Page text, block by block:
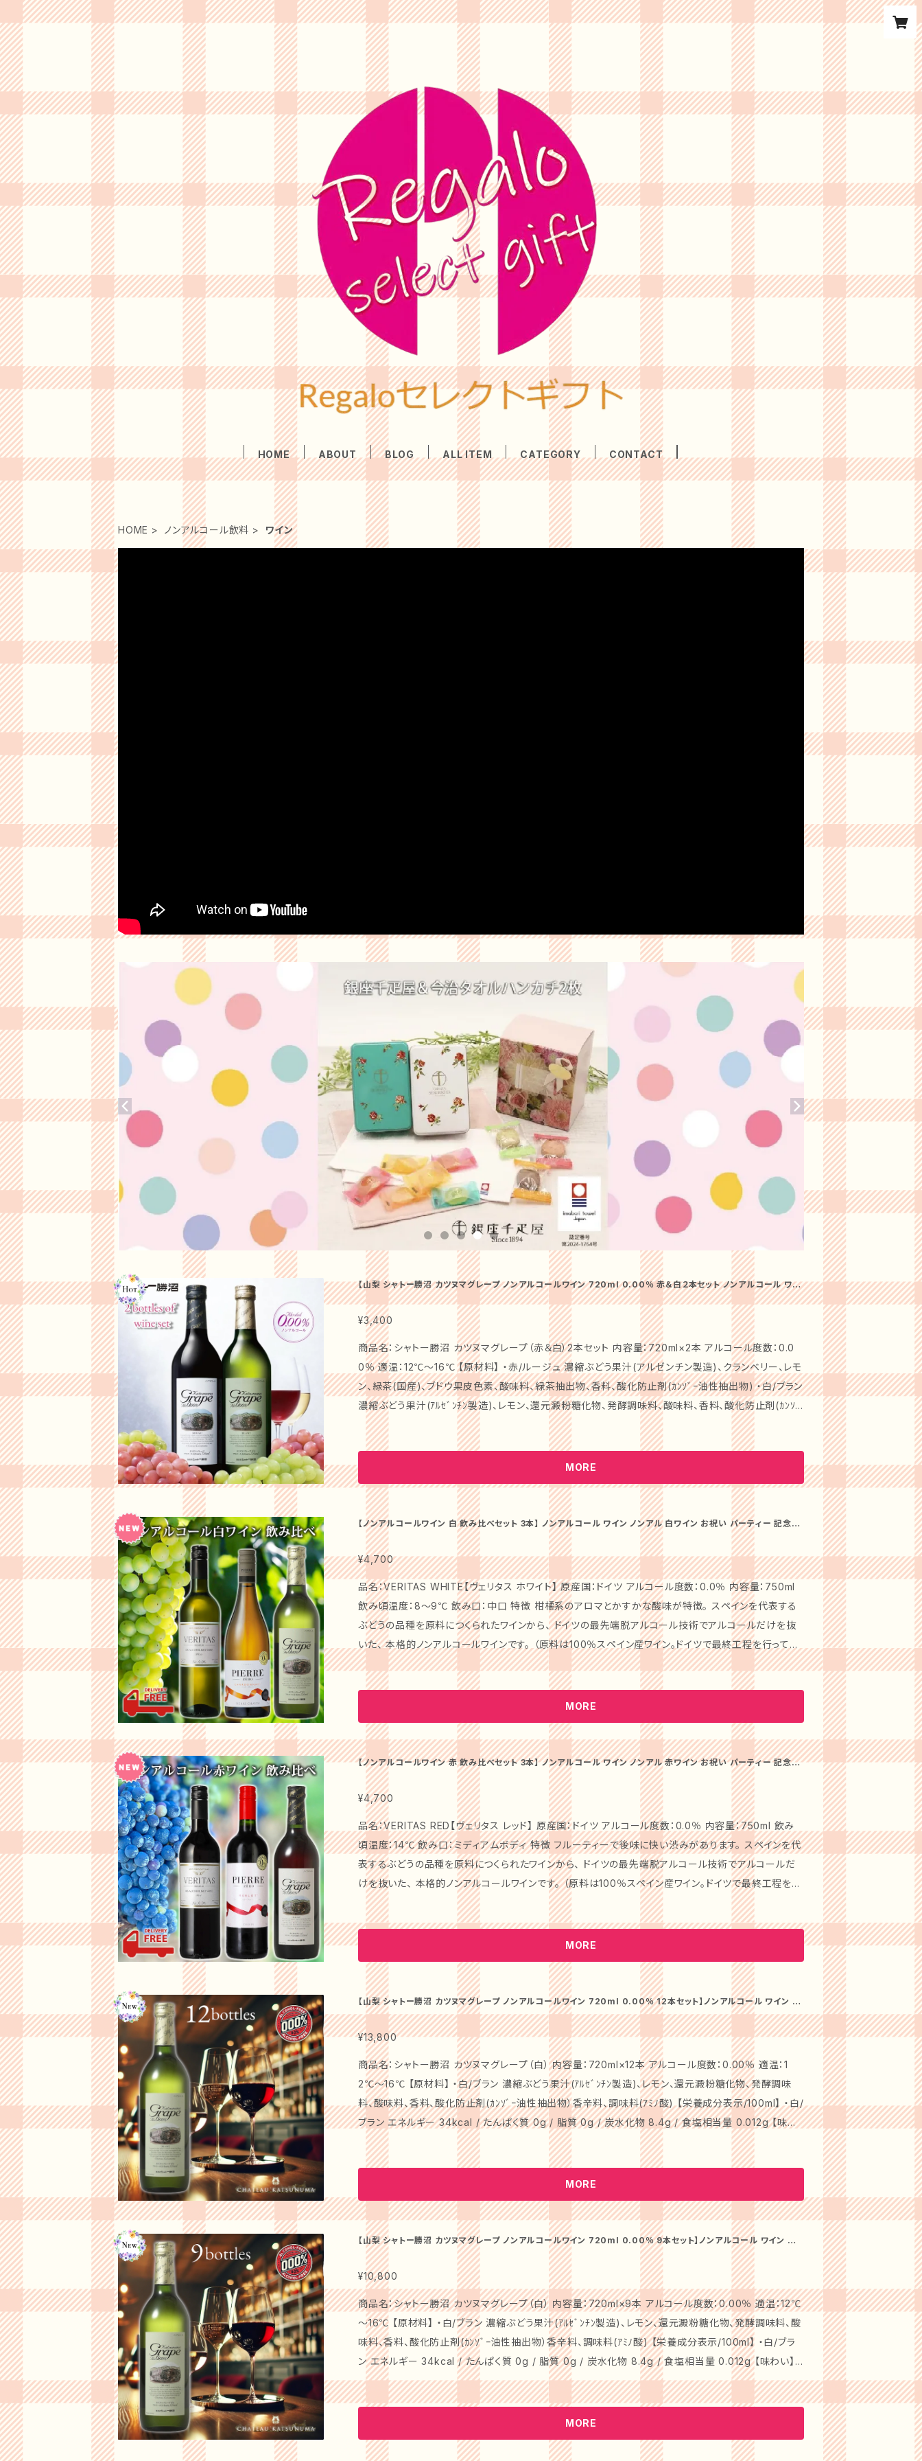
HOME ABOUT BLOG ALL ITEM CATEGORY CONTACT
HOME ノンアルコール飲料 ワイン
【山梨 シャトー勝沼 カツヌマグレープ ノンアルコールワイン 720ml 0.00％ 赤＆白２本セット ノンアルコール ワイ
ン 赤 白 ルージュ ブラン ギフト プレゼント お祝い お礼 贈り物 パーティー
¥3,400
商品名：シャトー勝沼 カツヌマグレープ（赤＆白）2本セット 内容量：720ml×2本 アルコール度数：0.0
0％ 適温：12℃～16℃ 【原材料】 ・赤/ルージュ 濃縮ぶどう果汁(アルゼンチン製造)、クランベリー、レモ
ン、緑茶(国産)、ブドウ果皮色素、酸味料、緑茶抽出物、香料、酸化防止剤(ｶﾝｿﾞｰ油性抽出物) ・白/ブラン
濃縮ぶどう果汁(ｱﾙｾﾞﾝﾁﾝ製造)、レモン、還元澱粉糖化物、発酵調味料、酸味料、香料、酸化防止剤(ｶﾝｿﾞ
ｰ油性抽出物）香辛料、調味料(ｱﾐﾉ酸) 【栄養成分表示/100ml】 ・赤/ルージュ エネルギー 30kcal / た
んぱく質 0g / 脂質 0g / 炭水化物 7.4g / 食塩相当量 0.012g / エピガロカテキンガレート 29mg /
食塩相当量 0.012g 【味わい】 ・赤/ルージュ 濃いルビー色でベリーなどの甘い果実の香りとスパイシー
な香りが満載。 溢れるような果実味に、爽やかな酸味が特徴的です。また、ワインを連想させるようなバ
ランスのとれた心地良い渋みが洗練された飲み心地を演出します。 伝統のワイン造りで培われた最高レ
ベルの技術があるからこそ生み出すことのできた、ノンアルコールワインです。 ・白/ブラン シャルドネ、シ
ュナンブラン等のぶどうを使用し、爽やかな酸味とフルーティーな飲み心地が特徴のノンアルコールのワ
インテイスト飲料です。バランスの良い白ワインそのままの風味の味わいを楽しめます。伝統のワイン造り
で培われた最高レベルの技術があるからこそ生み出すことのできた、ノンアルコールのワインテイスト飲
料です。 【アピールポイント】 ・赤/ルージュ 緑茶と濃縮果汁をベースに造られた健康を重視したポリフェ
ノール：カテキンが含まれています。 ・白/ブラン 酒石酸などの有機酸も多く含まれているので、美容、健
康を意識した方にもお薦めです。 特徴 アルコールを生成しない特許製法で「アルコール0.00％」のワイ
ンテイストの飲料を開発しました。長年に渡り培ってきたワイン製造技術と緑茶をベースに飲みごたえの
ある味わいに仕上げました。 ぶどう本来の香りや味わいが楽しめ、熟成したワインとは一味違った美味
しさを堪能できます。香り高くエレガントな味わいなので、和食、中華はもちろんのことアジアや中南米の
お料理とも相性バッチリの万能タイプのワインテイスト飲料です。
MORE
【ノンアルコールワイン 白 飲み比べセット 3本】 ノンアルコール ワイン ノンアル 白ワイン お祝い パーティー 記念日
ドイツ フランス 日本 ギフト プレゼント ヴェリタス カツヌマ ピエールゼロ 送料無料
¥4,700
品名：VERITAS WHITE【ヴェリタス ホワイト】 原産国：ドイツ アルコール度数：0.0％ 内容量：750ml
飲み頃温度：8～9℃ 飲み口：中口 特徴 柑橘系のアロマとかすかな酸味が特徴。 スペインを代表する
ぶどうの品種を原料につくられたワインから、 ドイツの最先端脱アルコール技術でアルコールだけを抜
いた、 本格的ノンアルコールワインです。 （原料は100％スペイン産ワイン。ドイツで最終工程を行ってい
るために、 原産国はドイツです）豊かな果実味と程よい酸味の軽い飲み口。 しかも低カロリー。ノンアル
コール（Alc.0.0％）なので、 どなたにも楽しんでお飲みいただけます。 品： PIERRE CHARDONNAY【ピ
エールゼロ シャルドネ】 原産国：フランス アルコール度数：0％ 内容量：750ml 飲み頃温度：8℃ 飲み
口：辛口 特徴 ハーブ、スパイスのアクセントがある前菜に 油分のある料理に合わせると、ほど良い酸味
が爽やかなフィニッシュに導いてくれます。 白桃やグレープフルーツのような華やかなアロマと果実味
に、余韻に残る酸味が心地よく広がります。 アペリティフに適し、サラダや魚料理、白身のお肉とも合いま
す。フルーツを使ったデザートとも楽しめます。 南仏産シャルドネとシャルドネのブドウジュースをブレンド
し、辛口白ワイン風に仕立てたアルコール度数の0%ワインテイスト飲料です。 品名 KATSUNUMA GRA
PE BLANC【カツヌマグレープ ブラン】 原産国：日本 アルコール度数：0.00％ 内容量：720ml 飲み頃
温度：12～16℃ 飲み口：やや甘口 特徴 シャルドネ、シュナンブラン等のぶどうを使用し、爽やかな酸味と
フルーティーな飲み心地が特徴のノンアルコールのワインテイスト飲料です。バランスの良い白ワインそ
のままの風味の味わいを楽しめます。伝統のワイン造りで培われた最高レベルの技術があるからこそ生
み出すことのできた、ノンアルコールのワインテイスト飲料です。 【注意事項】 ※北海道・沖縄県・離島へ
のお届けは別途送料を頂戴いたします。
MORE
【ノンアルコールワイン 赤 飲み比べセット 3本】 ノンアルコール ワイン ノンアル 赤ワイン お祝い パーティー 記念日
ドイツ フランス 日本 ギフト プレゼント ヴェリタス カツヌマ ピエールゼロ 送料無料
¥4,700
品名：VERITAS RED【ヴェリタス レッド】 原産国：ドイツ アルコール度数：0.0％ 内容量：750ml 飲み
頃温度：14℃ 飲み口：ミディアムボディ 特徴 フルーティーで後味に快い渋みがあります。 スペインを代
表するぶどうの品種を原料につくられたワインから、 ドイツの最先端脱アルコール技術でアルコールだ
けを抜いた、 本格的ノンアルコールワインです。 （原料は100％スペイン産ワイン。ドイツで最終工程を行
っているために、 原産国はドイツです）豊かな果実味と程よい酸味の軽い飲み口。 しかも低カロリー。ノ
ンアルコール（Alc.0.0％）なので、 どなたにも楽しんでお飲みいただけます。 品名：PIERRE ZERO ME
RLOT【ピエールゼロ メルロー】 原産国：フランス アルコール度数：0％ 内容量：750ml 飲み頃温度：1
5℃ 飲み口：ミディアムボディ 特徴 美しいルビー色。甘やかな香りとは対照的に、フレッシュな赤果実の
酸が小気味よいドライな味わい。 余韻にシナモンやナツメグのようなスパイシーさも感じられ、赤系のお
肉や、スパイスを使った料理と合わせて楽しめるスタイル。南仏産メルローとメルローのブドウジュース
をブレンドし、赤ワイン風に仕立てたアルコール度数0%のワインテイスト飲料です。 品名：KATSUNUM
A GRAPE ROUGE【カツヌマグレープ ルージュ】 原産国：日本 アルコール度数：0.00％ 内容量：720
ml 飲み頃温度：12～16℃ 飲み口：やや甘口 特徴 濃いルビー色でベリーなどの甘い果実の香りとスパ
イシーな香りが満載。 溢れるような果実味に、爽やかな酸味が特徴的です。また、ワインを連想させるよ
うなバランスのとれた心地良い渋みが洗練された飲み心地を演出します。 伝統のワイン造りで培われた
最高レベルの技術があるからこそ生み出すことのできた、ノンアルコールワインです。 【注意事項】 ※北
海道・沖縄県・離島へのお届けは別途送料を頂戴いたします。
MORE
【山梨 シャトー勝沼 カツヌマグレープ ノンアルコールワイン 720ml 0.00％ 12本セット】ノンアルコール ワイン 白
ブラン ギフト プレゼント お祝い お礼 贈り物 パーティー
¥13,800
商品名：シャトー勝沼 カツヌマグレープ（白） 内容量：720ml×12本 アルコール度数：0.00％ 適温：1
2℃～16℃ 【原材料】 ・白/ブラン 濃縮ぶどう果汁(ｱﾙｾﾞﾝﾁﾝ製造)、レモン、還元澱粉糖化物、発酵調味
料、酸味料、香料、酸化防止剤(ｶﾝｿﾞｰ油性抽出物）香辛料、調味料(ｱﾐﾉ酸) 【栄養成分表示/100ml】 ・白/
ブラン エネルギー 34kcal / たんぱく質 0g / 脂質 0g / 炭水化物 8.4g / 食塩相当量 0.012g 【味わ
い】 ・白/ブラン シャルドネ、シュナンブラン等のぶどうを使用し、爽やかな酸味とフルーティーな飲み心
地が特徴のノンアルコールのワインテイスト飲料です。バランスの良い白ワインそのままの風味の味わい
を楽しめます。伝統のワイン造りで培われた最高レベルの技術があるからこそ生み出すことのできた、ノ
ンアルコールのワインテイスト飲料です。 【アピールポイント】 ・白/ブラン 酒石酸などの有機酸も多く含
まれているので、美容、健康を意識した方にもお薦めです。 【特徴】 アルコールを生成しない特許製法で
「アルコール0.00％」のワインテイストの飲料を開発しました。長年に渡り培ってきたワイン製造技術と緑
茶をベースに飲みごたえのある味わいに仕上げました。 ぶどう本来の香りや味わいが楽しめ、熟成した
ワインとは一味違った美味しさを堪能できます。香り高くエレガントな味わいなので、和食、中華はもちろ
んのことアジアや中南米のお料理とも相性バッチリの万能タイプのワインテイスト飲料です。 【味わい】
優雅な黄金色を持ち、アロマティックな香りが広がります。爽やかな酸味とともに、フルーツ本来の甘さ
がきらと光ります。ワインの繊細な味わいを再現したノンアルコールワインは、リラックスタイムやお祝い
のひとときにぴったりです。山梨の自然が育んだぶどうから生まれた、豊かな風味は食事との組み合わせ
にも万能です。 ご使用方法： グラスに注ぎ、そのままお楽しみください。冷やして飲むことで、より一層爽
やかにお愉しみいただけます。大切な人へのギフトにも最適で、お酒が苦手な方やお子様にも喜ばれる
一品です！特別な日の贈り物にぜひご利用ください。
MORE
【山梨 シャトー勝沼 カツヌマグレープ ノンアルコールワイン 720ml 0.00％ 9本セット】ノンアルコール ワイン 白
ブラン ギフト プレゼント お祝い お礼 贈り物 パーティー
¥10,800
商品名：シャトー勝沼 カツヌマグレープ（白） 内容量：720ml×9本 アルコール度数：0.00％ 適温：12℃
～16℃ 【原材料】 ・白/ブラン 濃縮ぶどう果汁(ｱﾙｾﾞﾝﾁﾝ製造)、レモン、還元澱粉糖化物、発酵調味料、酸
味料、香料、酸化防止剤(ｶﾝｿﾞｰ油性抽出物）香辛料、調味料(ｱﾐﾉ酸) 【栄養成分表示/100ml】 ・白/ブラ
ン エネルギー 34kcal / たんぱく質 0g / 脂質 0g / 炭水化物 8.4g / 食塩相当量 0.012g 【味わい】 ・
白/ブラン シャルドネ、シュナンブラン等のぶどうを使用し、爽やかな酸味とフルーティーな飲み心地が特
徴のノンアルコールのワインテイスト飲料です。バランスの良い白ワインそのままの風味の味わいを楽し
めます。伝統のワイン造りで培われた最高レベルの技術があるからこそ生み出すことのできた、ノンアル
コールのワインテイスト飲料です。 【アピールポイント】 ・白/ブラン 酒石酸などの有機酸も多く含まれて
いるので、美容、健康を意識した方にもお薦めです。 【特徴】 アルコールを生成しない特許製法で「アルコ
MORE